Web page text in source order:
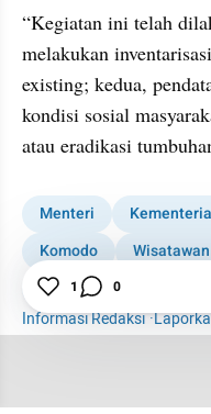
“Kegiatan ini telah
melakukan
existing; kedua,
kondisi sosial
atau eradikasi
Menteri
Komodo
Wisatawan
Pembatasan Wisatawan
Informasi Redaksi·
1 0